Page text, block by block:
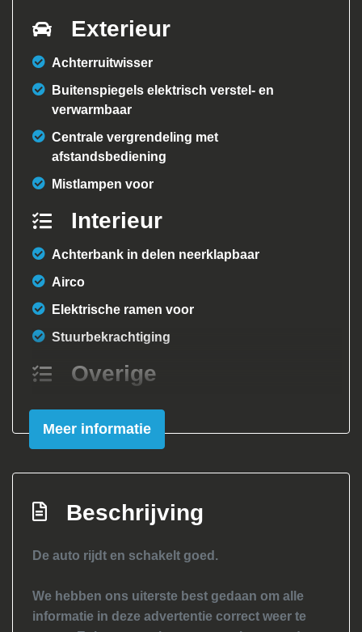
Exterieur
Achterruitwisser
Buitenspiegels elektrisch verstel- en
verwarmbaar
Centrale vergrendeling met
afstandsbediening
Mistlampen voor
Interieur
Achterbank in delen neerklapbaar
Airco
Elektrische ramen voor
Stuurbekrachtiging
Overige
Anti blokkeer systeem
Bestuurdersairbag
Meer informatie
Beschrijving
De auto rijdt en schakelt goed.
We hebben ons uiterste best gedaan om alle
informatie in deze advertentie correct weer te